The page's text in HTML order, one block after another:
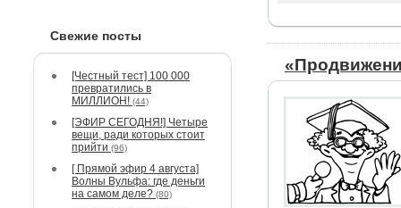
Свежие посты
[Честный тест] 100 000
превратились в
МИЛЛИОН! (44)
[ЭФИР СЕГОДНЯ!] Четыре
вещи, ради которых стоит
прийти (96)
[ Прямой эфир 4 августа]
Волны Вульфа: где деньги
на самом деле? (80)